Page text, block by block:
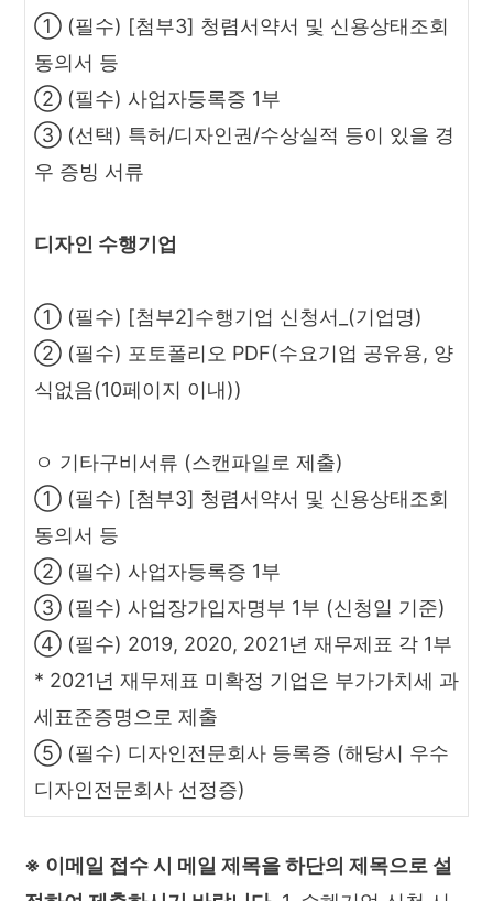
① (필수) [첨부3] 청렴서약서 및 신용상태조회
동의서 등
② (필수) 사업자등록증 1부
③ (선택) 특허/디자인권/수상실적 등이 있을 경
우 증빙 서류
디자인 수행기업
① (필수) [첨부2]수행기업 신청서_(기업명)
② (필수) 포토폴리오 PDF(수요기업 공유용, 양
식없음(10페이지 이내))
ㅇ 기타구비서류 (스캔파일로 제출)
① (필수) [첨부3] 청렴서약서 및 신용상태조회
동의서 등
② (필수) 사업자등록증 1부
③ (필수) 사업장가입자명부 1부 (신청일 기준)
④ (필수) 2019, 2020, 2021년 재무제표 각 1부
* 2021년 재무제표 미확정 기업은 부가가치세 과
세표준증명으로 제출
⑤ (필수) 디자인전문회사 등록증 (해당시 우수
디자인전문회사 선정증)
※ 이메일 접수 시 메일 제목을 하단의 제목으로 설